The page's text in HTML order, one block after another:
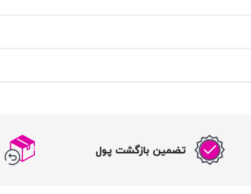
تضمین بازگشت پول